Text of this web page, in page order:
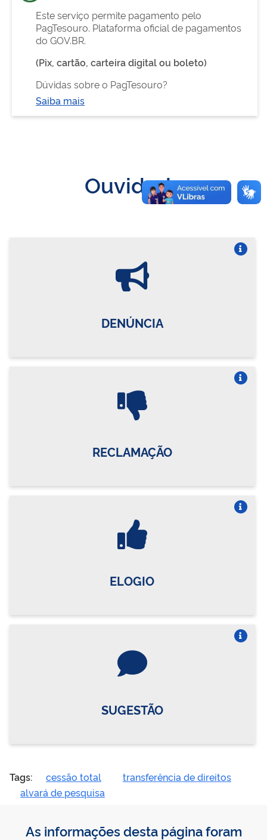
Este serviço permite pagamento pelo
PagTesouro. Plataforma oficial de pagamentos
do GOV.BR.
(Pix, cartão, carteira digital ou boleto)
Dúvidas sobre o PagTesouro?
Saiba mais
Ouvidoria
DENÚNCIA
RECLAMAÇÃO
ELOGIO
SUGESTÃO
Tags: cessão total
transferência de direitos
alvará de pesquisa
As informações desta página foram